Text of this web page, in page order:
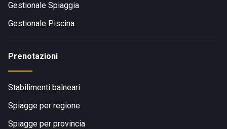
Gestionale Spiaggia
Gestionale Piscina
Prenotazioni
Stabilimenti balneari
Spiagge per regione
Spiagge per provincia